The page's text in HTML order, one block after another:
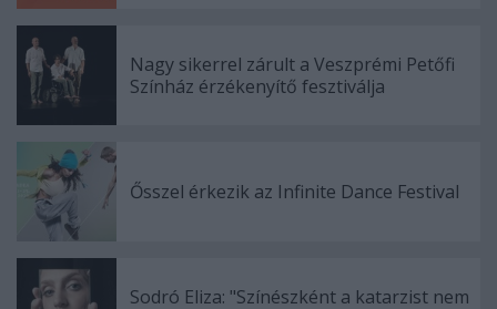
Nagy sikerrel zárult a Veszprémi Petőfi
Színház érzékenyítő fesztiválja
Ősszel érkezik az Infinite Dance Festival
Sodró Eliza: "Színészként a katarzist nem